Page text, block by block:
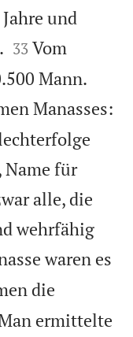
und


33 Vom
Mann.
Manasses:
Name für
alle, die
wehrfähig
waren es
die
ermittelte